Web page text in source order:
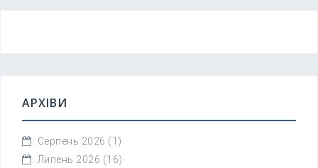
АРХІВИ
Серпень 2026 (1)
Липень 2026 (16)